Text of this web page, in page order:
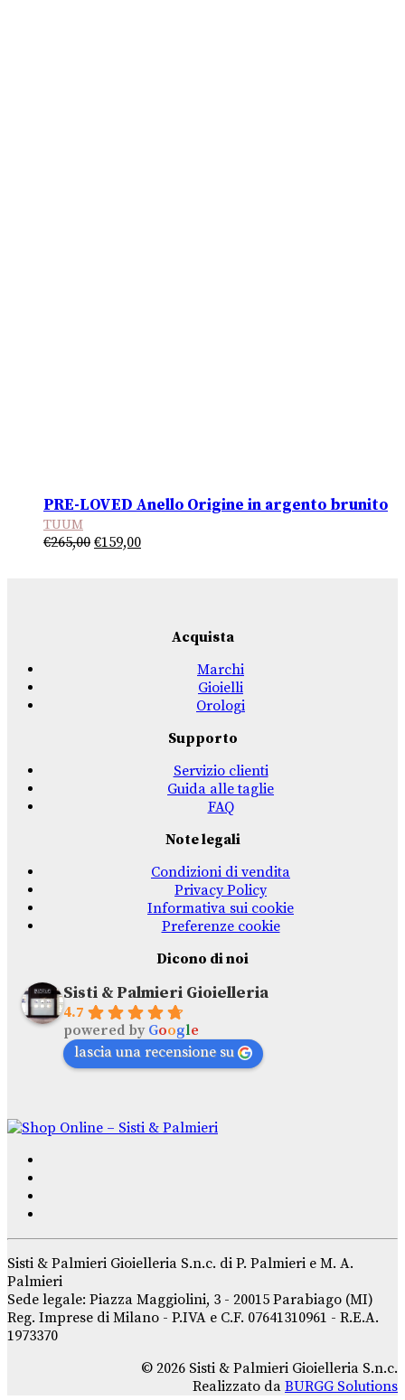
PRE-LOVED Anello Origine in argento brunito
TUUM
€265,00 Il
€159,00Il
Acquista
Marchi
Gioielli
Orologi
Supporto
Servizio clienti
Guida alle taglie
FAQ
Note legali
Condizioni di vendita
Privacy Policy
Informativa sui cookie
Preferenze cookie
Dicono di noi
Sisti & Palmieri Gioielleria
4.7
powered by Google
lascia una recensione su
Sisti & Palmieri Gioielleria S.n.c. di P. Palmieri e M. A.
Palmieri
Sede legale: Piazza Maggiolini, 3 - 20015 Parabiago (MI)
Reg. Imprese di Milano - P.IVA e C.F. 07641310961 - R.E.A.
1973370
© 2026 Sisti & Palmieri Gioielleria S.n.c.
Realizzato da BURGG Solutions